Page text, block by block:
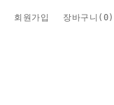
회원가입 장바구니( 0)